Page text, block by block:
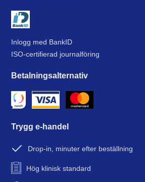
Inlogg med BankID
ISO-certifierad journalföring
Betalningsalternativ
Trygg e-handel
Drop-in, minuter efter beställning
Hög klinisk standard